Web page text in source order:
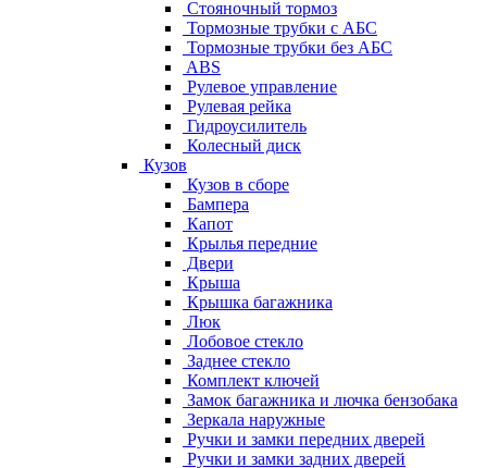
Стояночный тормоз
Тормозные трубки с АБС
Тормозные трубки без АБС
ABS
Рулевое управление
Рулевая рейка
Гидроусилитель
Колесный диск
Кузов
Кузов в сборе
Бампера
Капот
Крылья передние
Двери
Крыша
Крышка багажника
Люк
Лобовое стекло
Заднее стекло
Комплект ключей
Замок багажника и лючка бензобака
Зеркала наружные
Ручки и замки передних дверей
Ручки и замки задних дверей